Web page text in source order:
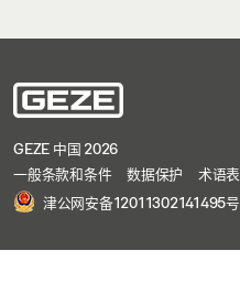
GEZE 中国 2026
一般条款和条件
数据保护 术语表
津公网安备12011302141495号